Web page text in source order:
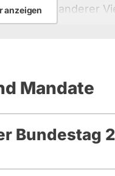
als Kinder anderer
Geld und
wird krasser
zu München,
leben und die
wird. Auf dem
anzeigen
Mandate
Bundestag